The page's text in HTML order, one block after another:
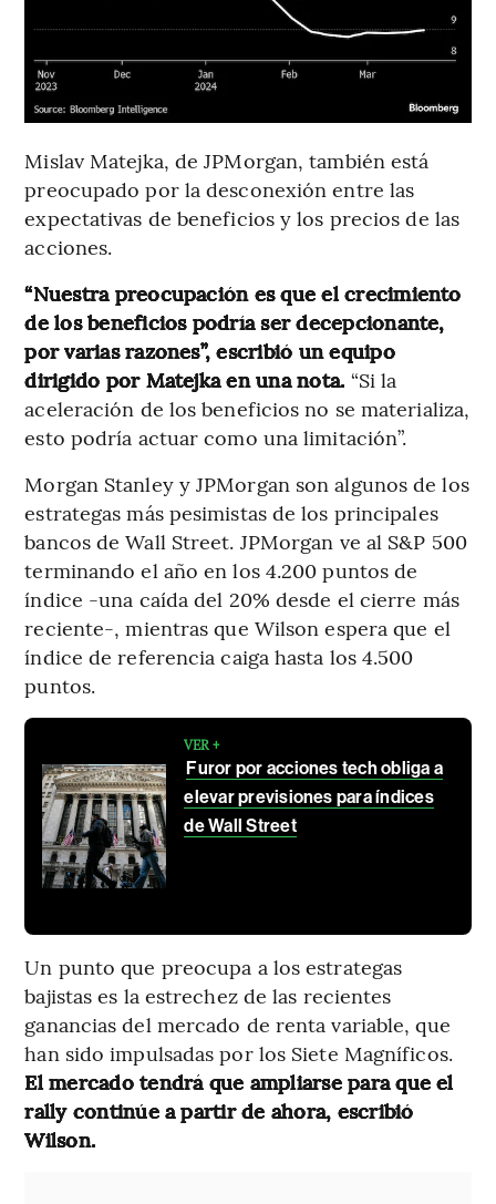
Mislav Matejka, de JPMorgan, también está
preocupado por la desconexión entre las
expectativas de beneficios y los precios de las
acciones.
“Nuestra preocupación es que el crecimiento
de los beneficios podría ser decepcionante,
por varias razones”, escribió un equipo
dirigido por Matejka en una nota. “Si la
aceleración de los beneficios no se materializa,
esto podría actuar como una limitación”.
Morgan Stanley y JPMorgan son algunos de los
estrategas más pesimistas de los principales
bancos de Wall Street. JPMorgan ve al S&P 500
terminando el año en los 4.200 puntos de
índice -una caída del 20% desde el cierre más
reciente-, mientras que Wilson espera que el
índice de referencia caiga hasta los 4.500
puntos.
VER +
Furor por acciones tech obliga a
elevar previsiones para índices
de Wall Street
Un punto que preocupa a los estrategas
bajistas es la estrechez de las recientes
ganancias del mercado de renta variable, que
han sido impulsadas por los Siete Magníficos.
El mercado tendrá que ampliarse para que el
rally continúe a partir de ahora, escribió
Wilson.